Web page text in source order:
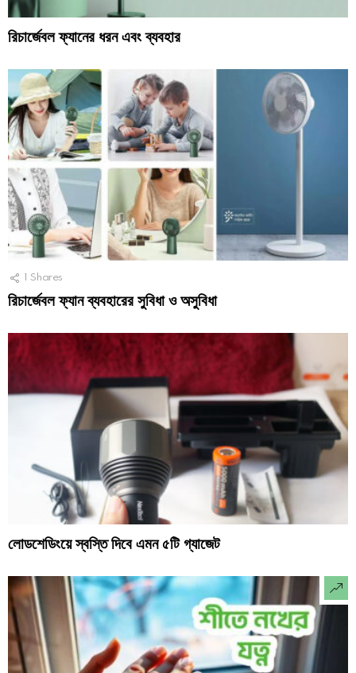
রিচার্জেবল ফ্যানের ধরন এবং ব্যবহার
1 Shares
রিচার্জেবল ফ্যান ব্যবহারের সুবিধা ও অসুবিধা
লোডশেডিংয়ে স্বস্তি দিবে এমন ৫টি গ্যাজেট